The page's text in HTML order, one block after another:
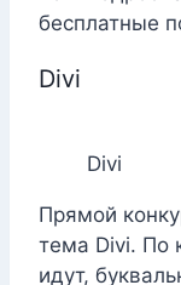
бесплатные
Divi
Divi
Прямой
тема Divi. По
идут,